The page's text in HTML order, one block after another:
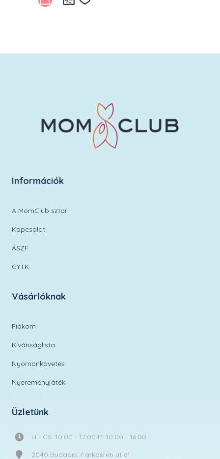
Információk
A MomClub sztori
Kapcsolat
ÁSZF
GY.I.K.
Vásárlóknak
Fiókom
Kívánságlista
Nyomonkövetés
Nyereményjáték
Üzletünk
H - CS: 10:00 - 17:00 P: 10:00 - 16:00
2040 Budaörs, Farkasréti út 61.